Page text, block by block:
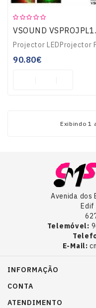
90.80€
Exibindo 1
Avenida dos
Edif
Telemóvel:
E-Mail:
INFORMAÇÃO
CONTA
ATENDIMENTO